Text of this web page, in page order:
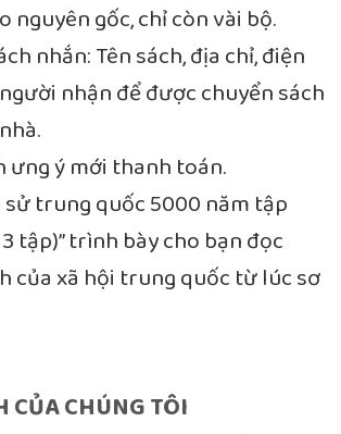
nguyên gốc, chỉ còn vài bộ.
nhắn: Tên sách, địa chỉ, điện
nhận để được chuyển sách
ưng ý mới thanh toán.
sử trung quốc 5000 năm tập
tập)” trình bày cho bạn đọc
của xã hội trung quốc từ lúc sơ
CỦA CHÚNG TÔI